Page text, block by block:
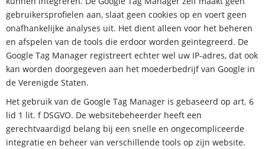
gebruikersprofielen aan, slaat geen cookies op en voert geen
onafhankelijke analyses uit. Het dient alleen voor het beheren
en afspelen van de tools die erdoor worden geïntegreerd. De
Google Tag Manager registreert echter wel uw IP-adres, dat ook
kan worden doorgegeven aan het moederbedrijf van Google in
de Verenigde Staten.
Het gebruik van de Google Tag Manager is gebaseerd op art. 6
lid 1 lit. f DSGVO. De websitebeheerder heeft een
gerechtvaardigd belang bij een snelle en ongecompliceerde
integratie en beheer van verschillende tools op zijn website.